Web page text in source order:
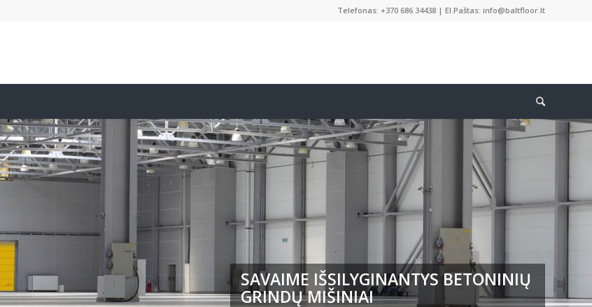
Telefonas: +370 686 34438 | El.Paštas: info@baltfloor.lt
SAVAIME IŠSILYGINANTYS BETONINIŲ
GRINDŲ MIŠINIAI